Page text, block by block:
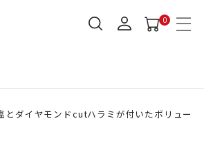
0
とダイヤモンドcutハラミが付いたボリュー